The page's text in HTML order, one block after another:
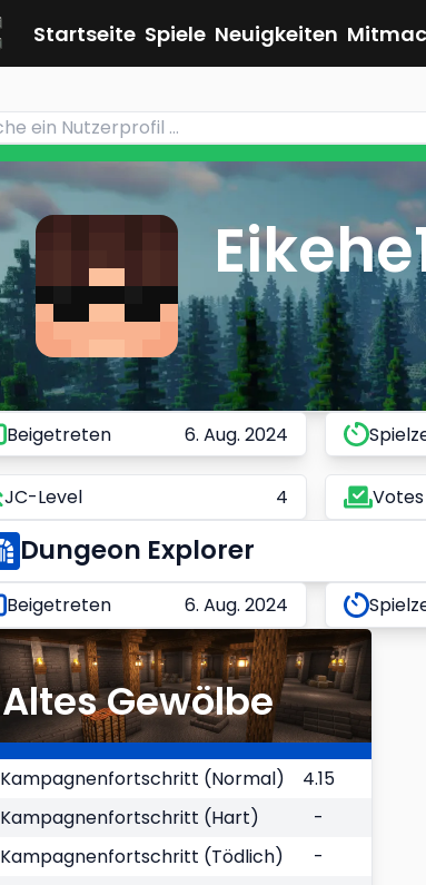
Startseite Spiele Neuigkeiten
Beigetreten 6. Aug. 2024
JC-Level 4 Votes
Dungeon Explorer
Beigetreten 6. Aug. 2024
Altes Gewölbe
Kampagnenfortschritt (Normal)
4.15
Kampagnenfortschritt (Hart)
-
Kampagnenfortschritt (Tödlich)
-